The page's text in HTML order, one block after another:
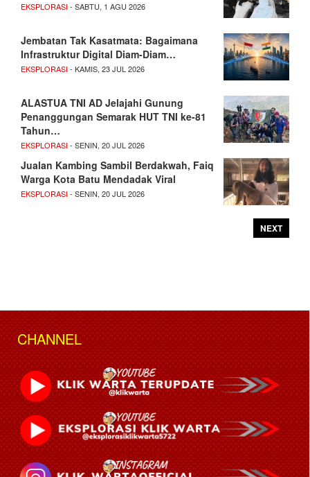
EKSPLORASI- SABTU, 1 AGU 2026
Jembatan Tak Kasatmata: Bagaimana
Infrastruktur Digital Diam-Diam…
EKSPLORASI- KAMIS, 23 JUL 2026
ALASTUA TNI AD Jelajahi Gunung
Penanggungan Semarak HUT TNI ke-81
Tahun…
EKSPLORASI- SENIN, 20 JUL 2026
Jualan Kambing Sambil Berdakwah, Faiq
Warga Kota Batu Mendadak Viral
EKSPLORASI- SENIN, 20 JUL 2026
NEXT
CHANNEL